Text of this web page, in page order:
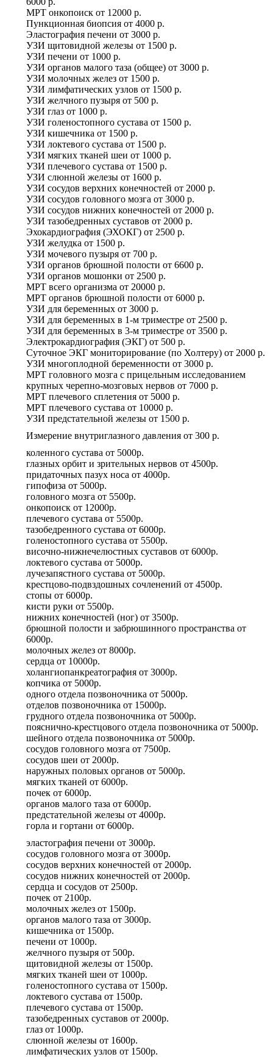
МРТ онкопоиск от 12000 р.
Пункционная биопсия от 4000 р.
Эластография печени от 3000 р.
УЗИ щитовидной железы от 1500 р.
УЗИ печени от 1000 р.
УЗИ органов малого таза (общее) от 3000 р.
УЗИ молочных желез от 1500 р.
УЗИ лимфатических узлов от 1500 р.
УЗИ желчного пузыря от 500 р.
УЗИ глаз от 1000 р.
УЗИ голеностопного сустава от 1500 р.
УЗИ кишечника от 1500 р.
УЗИ локтевого сустава от 1500 р.
УЗИ мягких тканей шеи от 1000 р.
УЗИ плечевого сустава от 1500 р.
УЗИ слюнной железы от 1600 р.
УЗИ сосудов верхних конечностей от 2000 р.
УЗИ сосудов головного мозга от 3000 р.
УЗИ сосудов нижних конечностей от 2000 р.
УЗИ тазобедренных суставов от 2000 р.
Эхокардиография (ЭХОКГ) от 2500 р.
УЗИ желудка от 1500 р.
УЗИ мочевого пузыря от 700 р.
УЗИ органов брюшной полости от 6600 р.
УЗИ органов мошонки от 2500 р.
МРТ всего организма от 20000 р.
МРТ органов брюшной полости от 6000 р.
УЗИ для беременных от 3000 р.
УЗИ для беременных в 1-м триместре от 2500 р.
УЗИ для беременных в 3-м триместре от 3500 р.
Электрокардиография (ЭКГ) от 500 р.
Суточное ЭКГ мониторирование (по Холтеру) от 2000 р.
УЗИ многоплодной беременности от 3000 р.
МРТ головного мозга с прицельным исследованием
крупных черепно-мозговых нервов от 7000 р.
МРТ плечевого сплетения от 5000 р.
МРТ плечевого сустава от 10000 р.
УЗИ предстательной железы от 1500 р.
Измерение внутриглазного давления от 300 р.
коленного сустава от 5000р.
глазных орбит и зрительных нервов от 4500р.
придаточных пазух носа от 4000р.
гипофиза от 5000р.
головного мозга от 5500р.
онкопоиск от 12000р.
плечевого сустава от 5500р.
тазобедренного сустава от 6000р.
голеностопного сустава от 5500р.
височно-нижнечелюстных суставов от 6000р.
локтевого сустава от 5000р.
лучезапястного сустава от 5000р.
крестцово-подвздошных сочленений от 4500р.
стопы от 6000р.
кисти руки от 5500р.
нижних конечностей (ног) от 3500р.
брюшной полости и забрюшинного пространства от
6000р.
молочных желез от 8000р.
сердца от 10000р.
холангиопанкреатография от 3000р.
копчика от 5000р.
одного отдела позвоночника от 5000р.
отделов позвоночника от 15000р.
грудного отдела позвоночника от 5000р.
пояснично-крестцового отдела позвоночника от 5000р.
шейного отдела позвоночника от 5000р.
сосудов головного мозга от 7500р.
сосудов шеи от 2000р.
наружных половых органов от 5000р.
мягких тканей от 6000р.
почек от 6000р.
органов малого таза от 6000р.
предстательной железы от 4000р.
горла и гортани от 6000р.
эластография печени от 3000р.
сосудов головного мозга от 3000р.
сосудов верхних конечностей от 2000р.
сосудов нижних конечностей от 2000р.
сердца и сосудов от 2500р.
почек от 2100р.
молочных желез от 1500р.
органов малого таза от 3000р.
кишечника от 1500р.
печени от 1000р.
желчного пузыря от 500р.
щитовидной железы от 1500р.
мягких тканей шеи от 1000р.
голеностопного сустава от 1500р.
локтевого сустава от 1500р.
плечевого сустава от 1500р.
тазобедренных суставов от 2000р.
глаз от 1000р.
слюнной железы от 1600р.
лимфатических узлов от 1500р.